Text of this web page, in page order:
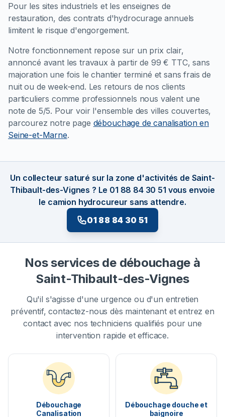
Pour les sites industriels et les enseignes de
restauration, des contrats d'hydrocurage annuels
limitent le risque d'engorgement.
Notre fonctionnement repose sur un prix clair,
annoncé avant les travaux à partir de 99 € TTC, sans
majoration une fois le chantier terminé et sans frais de
nuit ou de week-end. Les retours de nos clients
particuliers comme professionnels nous valent une
note de 5/5. Pour voir l'ensemble des villes couvertes,
parcourez notre page débouchage de canalisation en
Seine-et-Marne.
Un collecteur saturé sur la zone d'activités de Saint-
Thibault-des-Vignes ? Le 01 88 84 30 51 vous envoie
le camion hydrocureur sans attendre.
01 88 84 30 51
Nos services de débouchage à
Saint-Thibault-des-Vignes
Qu'il s'agisse d'une urgence ou d'un entretien
préventif, contactez-nous dès maintenant et entrez en
contact avec nos techniciens qualifiés pour une
intervention rapide et efficace.
Débouchage
Canalisation
Débouchage douche et
baignoire